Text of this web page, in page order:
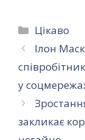
Категорії
Цікаво
Ілон
у
закликає